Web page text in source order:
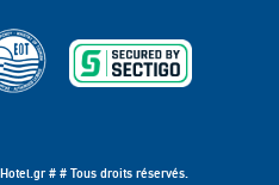
# # Tous droits réservés.